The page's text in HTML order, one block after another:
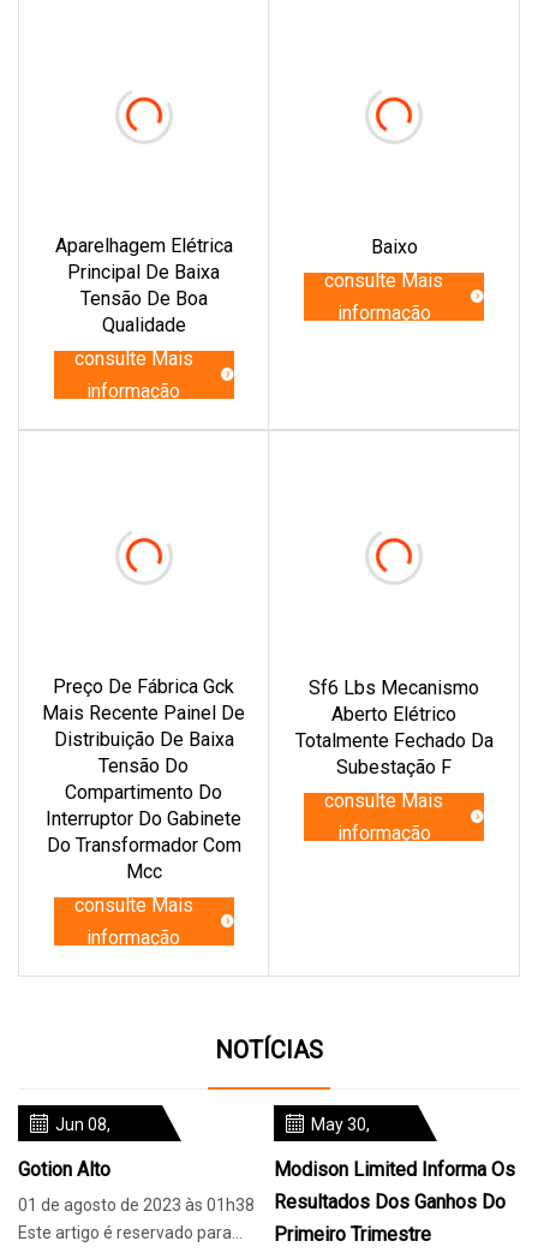
Aparelhagem Elétrica
Principal De Baixa
Tensão De Boa
Qualidade
consulte Mais
informação
Baixo
consulte Mais
informação
Preço De Fábrica Gck
Mais Recente Painel De
Distribuição De Baixa
Tensão Do
Compartimento Do
Interruptor Do Gabinete
Do Transformador Com
Mcc
consulte Mais
informação
Sf6 Lbs Mecanismo
Aberto Elétrico
Totalmente Fechado Da
Subestação F
consulte Mais
informação
NOTÍCIAS
Jun 08,
Gotion Alto
01 de agosto de 2023 às 01h38
Este artigo é reservado para
May 30,
Modison Limited Informa Os
Resultados Dos Ganhos Do
Primeiro Trimestre